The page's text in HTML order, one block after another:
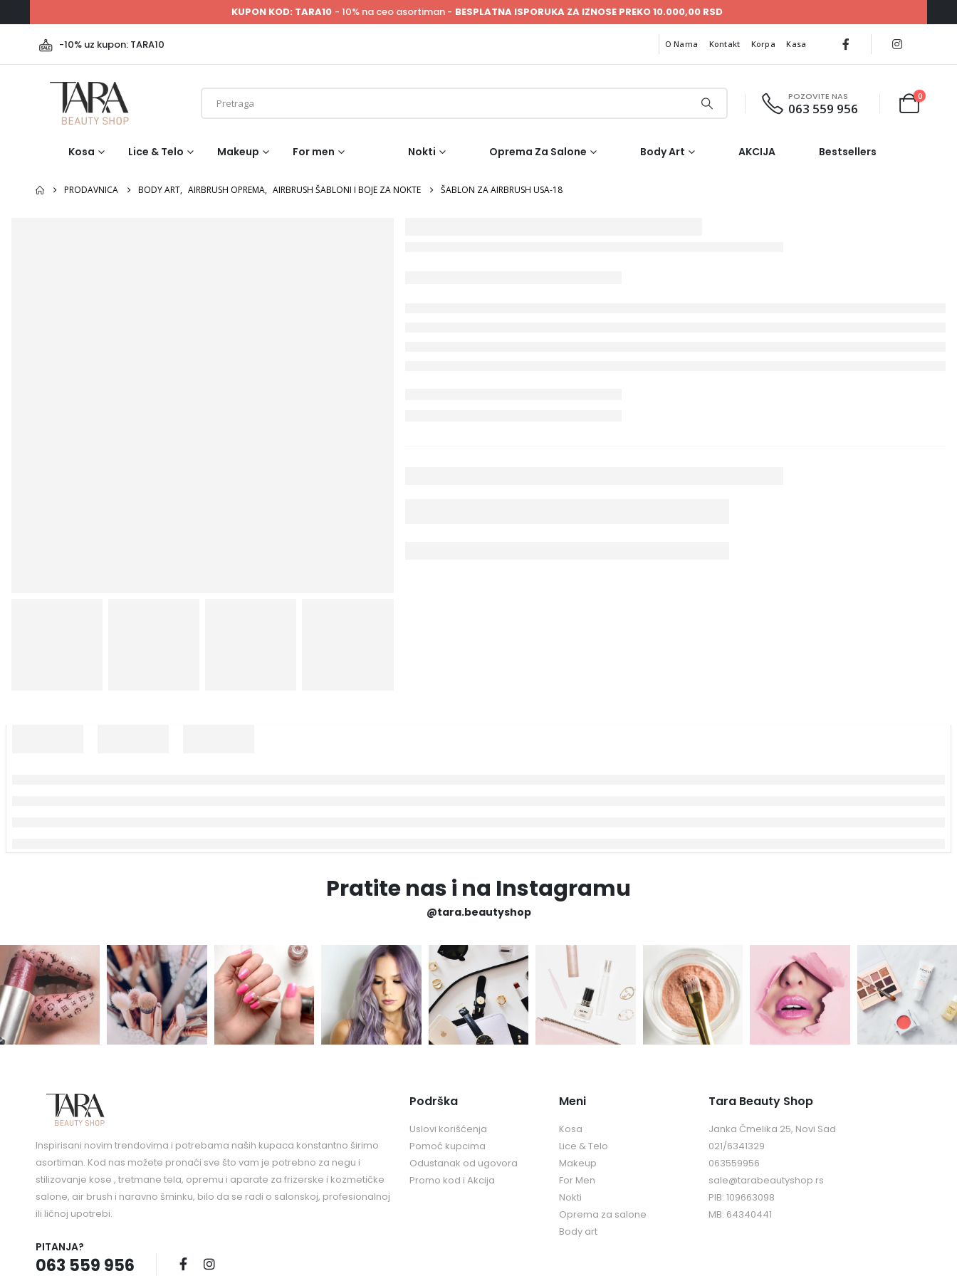
KUPON KOD: TARA10 - 10% na ceo asortiman - BESPLATNA ISPORUKA ZA IZNOSE PREKO 10.000,00 RSD
-10% uz kupon: TARA10 O Nama Kontakt Korpa Kasa
POZOVITE NAS
063 559 956
0
Kosa Lice & Telo Makeup For men Nokti Oprema Za Salone Body Art AKCIJA Bestsellers
PRODAVNICA BODY ART, AIRBRUSH OPREMA, AIRBRUSH ŠABLONI I BOJE ZA NOKTE ŠABLON ZA AIRBRUSH USA-18
Pratite nas i na Instagramu
@tara.beautyshop
Inspirisani novim trendovima i potrebama naših kupaca konstantno širimo
asortiman. Kod nas možete pronaći sve što vam je potrebno za negu i
stilizovanje kose , tretmane tela, opremu i aparate za frizerske i kozmetičke
salone, air brush i naravno šminku, bilo da se radi o salonskoj, profesionalnoj
ili ličnoj upotrebi.
PITANJA?
063 559 956
Podrška
Uslovi korišćenja
Pomoć kupcima
Odustanak od ugovora
Promo kod i Akcija
Meni
Kosa
Lice & Telo
Makeup
For Men
Nokti
Oprema za salone
Body art
Tara Beauty Shop
Janka Čmelika 25, Novi Sad
021/6341329
063559956
sale@tarabeautyshop.rs
PIB: 109663098
MB: 64340441